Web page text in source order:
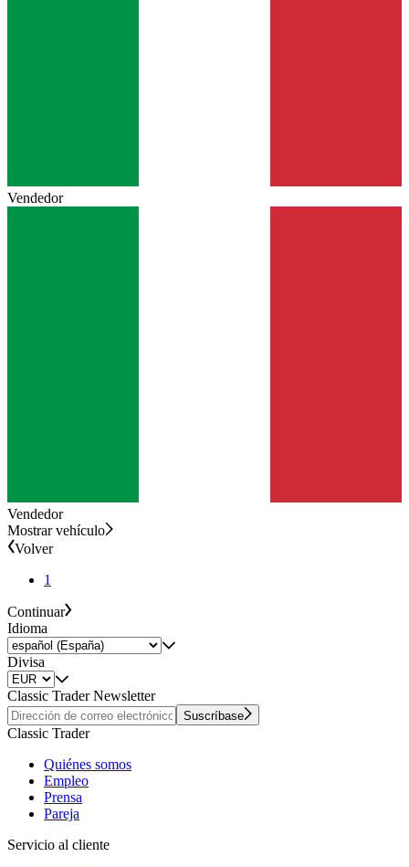
Vendedor
Vendedor
Mostrar vehículo
Volver
1
Continuar
Idioma
Divisa
Classic Trader Newsletter
Suscríbase
Classic Trader
Quiénes somos
Empleo
Prensa
Pareja
Servicio al cliente